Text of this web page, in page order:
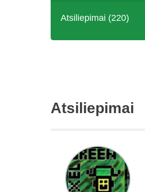
Atsiliepimai (220)
Atsiliepimai